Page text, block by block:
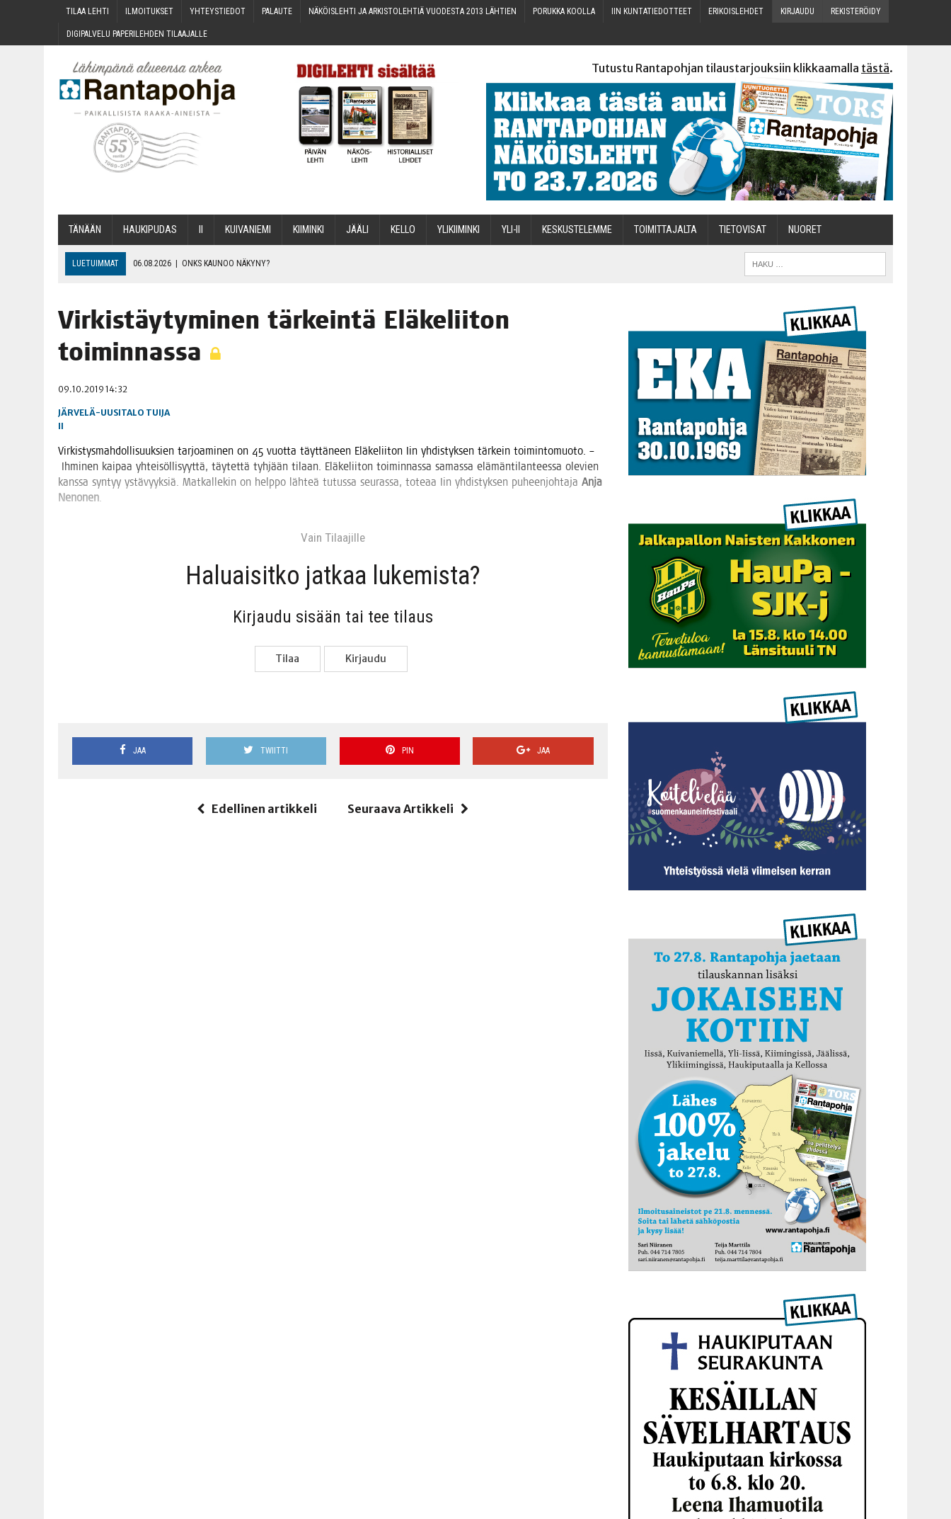
TILAA LEH­TI ILMOI­TUK­SET YHTEYS­TIE­DOT PALAU­TE NÄKÖIS­LEH­TI JA ARKIS­TO­LEH­TIÄ VUO­DES­TA 2013 LÄHTIEN PORUK­KA KOOLLA IIN KUN­TA­TIE­DOT­TEET ERI­KOIS­LEH­DET KIR­JAU­DU REKIS­TE­RÖI­DY
DIGI­PAL­VE­LU PAPE­RI­LEH­DEN TILAAJALLE
Tutustu Rantapohjan tilaustarjouksiin klikkaamalla tästä.
TÄNÄÄN HAU­KI­PU­DAS KUI­VA­NIE­MI KII­MIN­KI JÄÄ­LI KEL­LO YLI­KII­MIN­KI YLI-II KES­KUS­TE­LEM­ME TOI­MIT­TA­JAL­TA TIETOVISAT NUO­RET
LUETUIMMAT 06.08.2026 | ONKS KAU­NOO NÄKYNY?
06.08.2026 OPIN­TOI­HIN KAN­SA­LAIS­OPIS­TOS­SA VOI SAA­DA AVUSTUSTA
TOI­VEI­DEN KOTI IISTÄ!
06.08.2026 KII­MIN­KI­PÄI­VÄT JÄR­JES­TE­TÄÄN PERIN­TEI­TÄ KUNNIOITTAEN
Vir­kis­täy­ty­mi­nen tär­kein­tä Elä­ke­lii­ton
toiminnassa
09.10.2019 14:32
JÄRVELÄ-UUSITALO TUIJA
II
Vir­kis­tys­mah­dol­li­suuk­sien tar­joa­mi­nen on 45 vuot­ta täyt­tä­neen Elä­ke­lii­ton Iin yhdis­tyk­sen tär­kein toi­min­to­muo­to. –
Ihmi­nen kai­paa yhtei­söl­li­syyt­tä, täy­tet­tä tyh­jään tilaan. Elä­ke­lii­ton toi­min­nas­sa samas­sa elä­män­ti­lan­tees­sa ole­vien
kans­sa syn­tyy ystä­vyyk­siä. Mat­kal­le­kin on help­po läh­teä tutus­sa seu­ras­sa, tote­aa Iin yhdis­tyk­sen puheen­joh­ta­ja Anja
Neno­nen.
Vain Tilaa­jil­le
Haluai­sit­ko jat­kaa lukemista?
Kir­jau­du sisään tai tee tilaus
Tilaa Kir­jau­du
JAA TWIITTI PIN JAA
Edellinen artikkeli Seuraava Artikkeli